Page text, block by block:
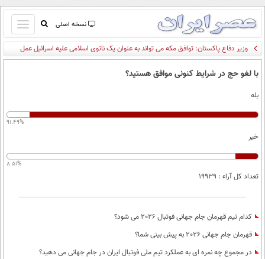
نسخه اصلی
باز
و
بسته
صفحه اول
تماس با ما
نظرسنجی
پیوند ها
خودرو
جامعه
اجتماعی
ورزشی
با لغو حج در شرایط کنونی موافق هستید؟
بله
91.49%
خیر
8.51%
تعداد کل آراء : 19939
کدام تیم قهرمان جام جهانی فوتبال 2026 می شود؟
قهرمان جام جهانی 2026 به پیش بینی شما؟
در مجموع چه نمره ای به عملکرد تیم ملی فوتبال ایران در جام جهانی می دهید؟